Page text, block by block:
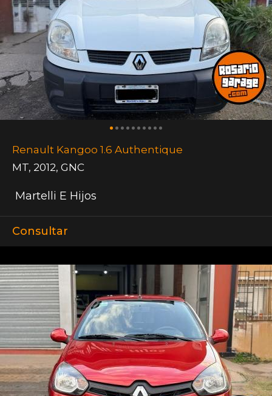
Renault Kangoo 1.6 Authentique
MT, 2012, GNC
Martelli E Hijos
Consultar